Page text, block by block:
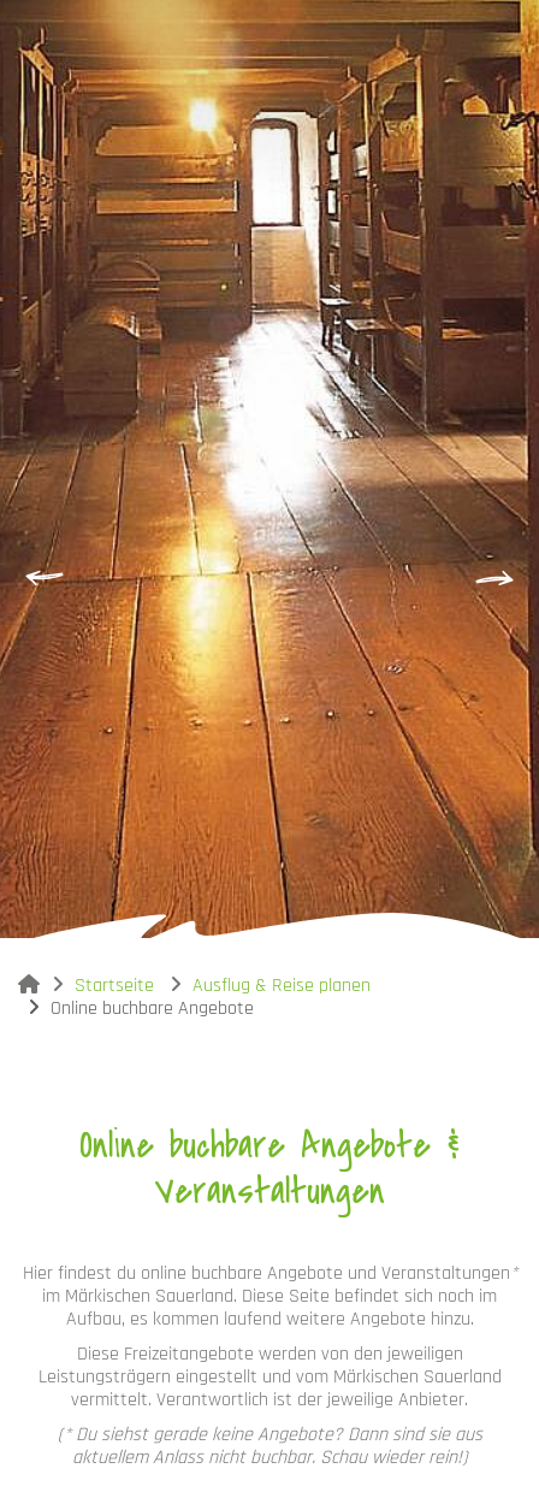
You are here:
Startseite
Ausflug & Reise planen
Online buchbare Angebote
Online buchbare Angebote &
Veranstaltungen
Hier findest du online buchbare Angebote und Veranstaltungen*
im Märkischen Sauerland. Diese Seite befindet sich noch im
Aufbau, es kommen laufend weitere Angebote hinzu.
Diese Freizeitangebote werden von den jeweiligen
Leistungsträgern eingestellt und vom Märkischen Sauerland
vermittelt. Verantwortlich ist der jeweilige Anbieter.
(* Du siehst gerade keine Angebote? Dann sind sie aus
aktuellem Anlass nicht buchbar. Schau wieder rein!)